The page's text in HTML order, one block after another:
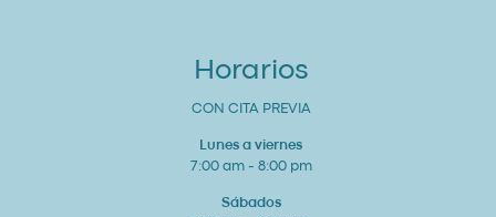
Horarios
CON CITA PREVIA
Lunes a viernes
7:00 am - 8:00 pm
Sábados